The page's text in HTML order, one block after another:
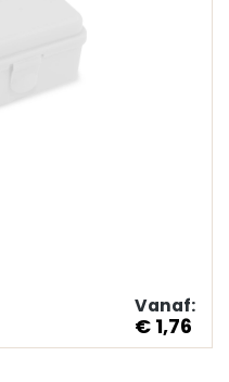
Vanaf:
€ 1,76